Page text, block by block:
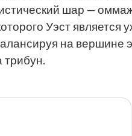
шар —
Уэст является
на вершине
трибун.